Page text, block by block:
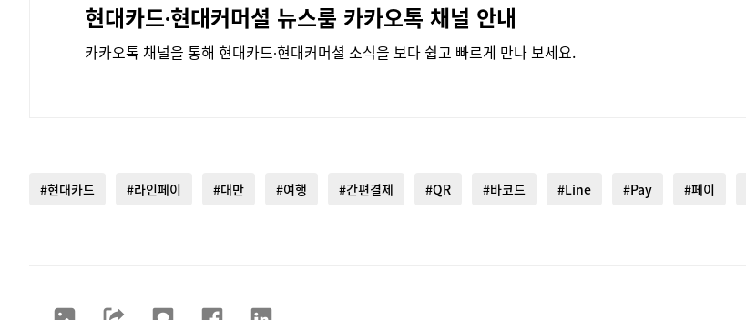
현대카드∙현대커머셜 뉴스룸 카카오톡 채널 안내
카카오톡 채널을 통해 현대카드∙현대커머셜 소식을 보다 쉽고 빠르게 만나 보세요.
#현대카드 #라인페이 #대만 #여행 #간편결제 #QR #바코드 #Line #Pay #페이